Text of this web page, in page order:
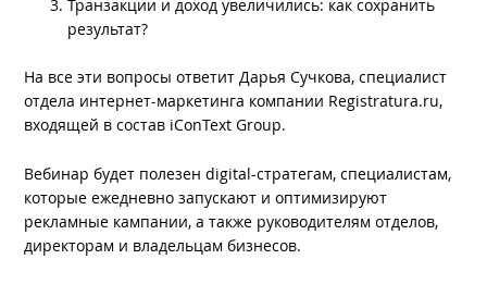
Транзакции и доход увеличились: как сохранить
результат?
На все эти вопросы ответит Дарья Сучкова, специалист
отдела интернет-маркетинга компании Registratura.ru,
входящей в состав iConText Group.
Вебинар будет полезен digital-стратегам, специалистам,
которые ежедневно запускают и оптимизируют
рекламные кампании, а также руководителям отделов,
директорам и владельцам бизнесов.